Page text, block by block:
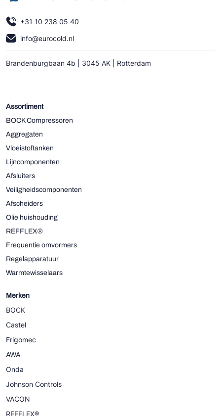
+31 10 238 05 40
info@eurocold.nl
Brandenburgbaan 4b | 3045 AK | Rotterdam
Assortiment
BOCK Compressoren
Aggregaten
Vloeistoftanken
Lijncomponenten
Afsluiters
Veiligheidscomponenten
Afscheiders
Olie huishouding
REFFLEX®
Frequentie omvormers
Regelapparatuur
Warmtewisselaars
Merken
BOCK
Castel
Frigomec
AWA
Onda
Johnson Controls
VACON
REFFLEX®